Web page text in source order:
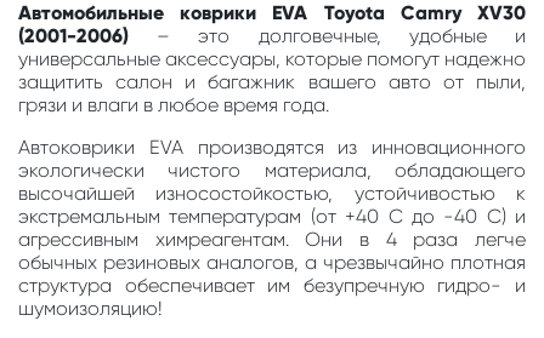
Автомобильные коврики EVA Toyota Camry XV30
(2001-2006) – это долговечные, удобные и
универсальные аксессуары, которые помогут надежно
защитить салон и багажник вашего авто от пыли,
грязи и влаги в любое время года.
Автоковрики EVA производятся из инновационного
экологически чистого материала, обладающего
высочайшей износостойкостью, устойчивостью к
экстремальным температурам (от +40 С до -40 С) и
агрессивным химреагентам. Они в 4 раза легче
обычных резиновых аналогов, а чрезвычайно плотная
структура обеспечивает им безупречную гидро- и
шумоизоляцию!